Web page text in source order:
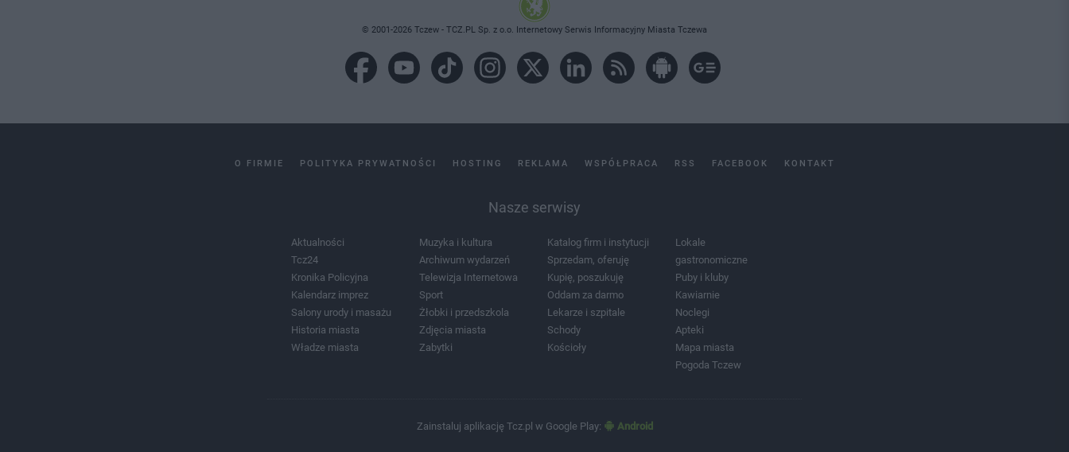
© 2001-2026 Tczew - TCZ.PL Sp. z o.o. Internetowy Serwis Informacyjny Miasta Tczewa
O FIRMIE POLITYKA PRYWATNOŚCI HOSTING REKLAMA WSPÓŁPRACA RSS FACEBOOK KONTAKT
Nasze serwisy
Aktualności
Tcz24
Kronika Policyjna
Kalendarz imprez
Salony urody i masażu
Historia miasta
Władze miasta
Muzyka i kultura
Archiwum wydarzeń
Telewizja Internetowa
Sport
Żłobki i przedszkola
Zdjęcia miasta
Zabytki
Katalog firm i instytucji
Sprzedam, oferuję
Kupię, poszukuję
Oddam za darmo
Lekarze i szpitale
Schody
Kościoły
Lokale
gastronomiczne
Puby i kluby
Kawiarnie
Noclegi
Apteki
Mapa miasta
Pogoda Tczew
Zainstaluj aplikację Tcz.pl w Google Play: Android